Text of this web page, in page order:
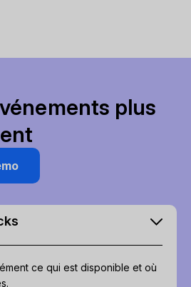
plus
ce qui est disponible et où